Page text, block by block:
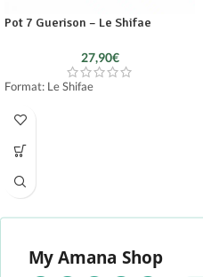
Pot 7 Guerison – Le Shifae
27,90€
Format: Le Shifae
My Amana Shop